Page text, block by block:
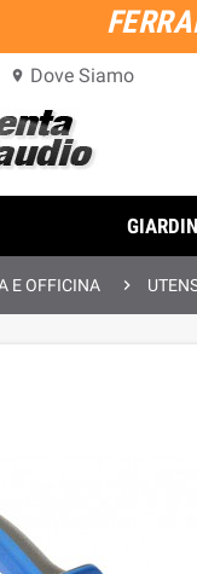
location_on Dove Siamo
E OFFICINA 